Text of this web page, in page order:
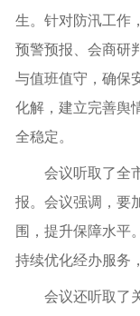
生。针对防汛工作
预警预报、会商研
与值班值守，确保
化解，建立完善舆
全稳定。
会议听取了全
报。会议强调，要
围，提升保障水平
持续优化经办服务
会议还听取了